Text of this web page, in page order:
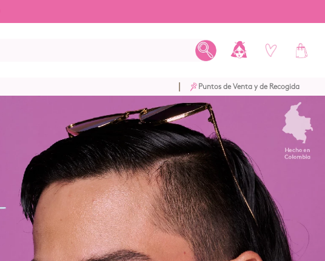
Puntos de Venta y de Recogida